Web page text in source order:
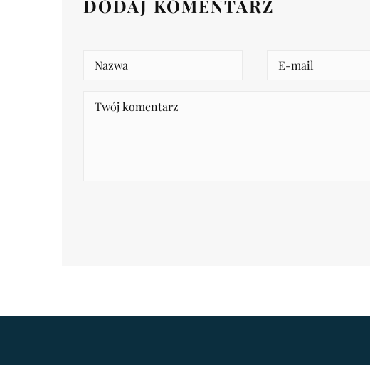
DODAJ KOMENTARZ